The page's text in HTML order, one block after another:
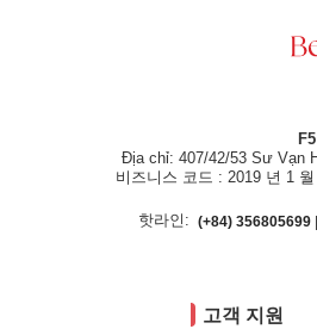
Địa chỉ: 407/42/53 Sư Vạn
비즈니스 코드 : 2019 년 1
핫라인: (+84) 356805699
고객 지원